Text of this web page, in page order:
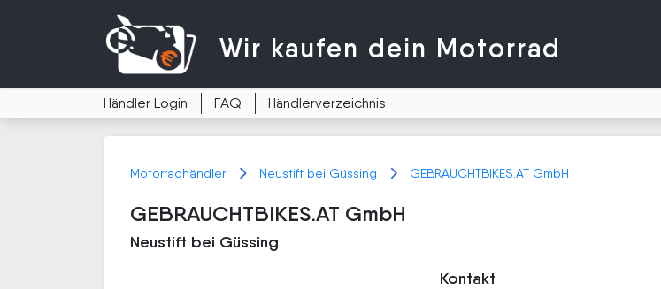
Wir kaufen dein Motorrad
Händler Login FAQ Händlerverzeichnis
Motorradhändler Neustift bei Güssing GEBRAUCHTBIKES.AT GmbH
GEBRAUCHTBIKES.AT GmbH
Neustift bei Güssing
Kontakt